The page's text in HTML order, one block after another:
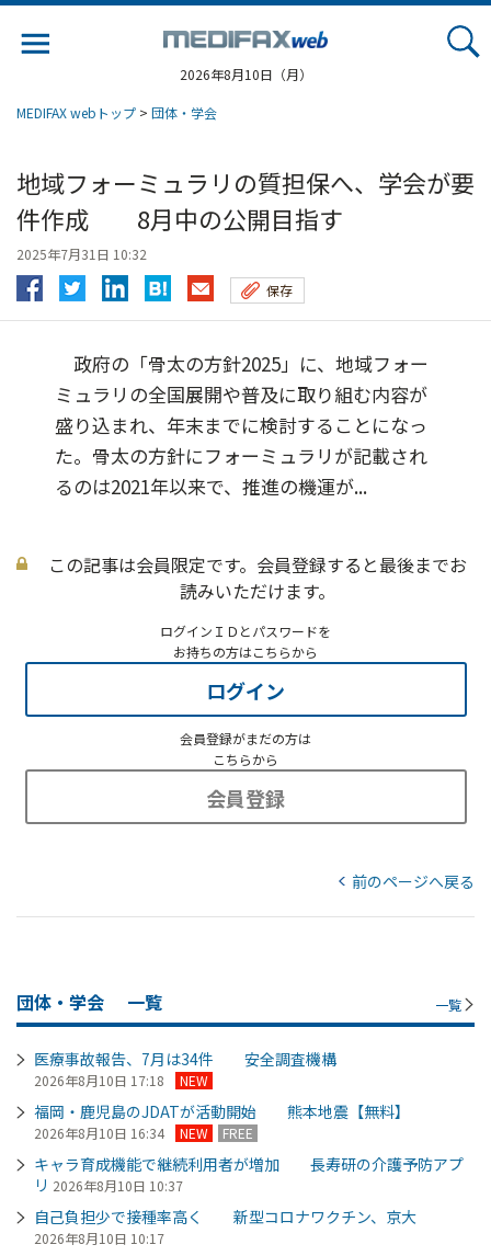
2026年8月10日（月）
MEDIFAX webトップ > 団体・学会
地域フォーミュラリの質担保へ、学会が要
件作成 8月中の公開目指す
2025年7月31日 10:32
保存
政府の「骨太の方針2025」に、地域フォー
ミュラリの全国展開や普及に取り組む内容が
盛り込まれ、年末までに検討することになっ
た。骨太の方針にフォーミュラリが記載され
るのは2021年以来で、推進の機運が...
この記事は会員限定です。会員登録すると最後までお
読みいただけます。
ログインＩＤとパスワードを
お持ちの方はこちらから
ログイン
会員登録がまだの方は
こちらから
会員登録
前のページへ戻る
団体・学会 一覧 一覧
医療事故報告、7月は34件 安全調査機構
2026年8月10日 17:18 NEW
福岡・鹿児島のJDATが活動開始 熊本地震【無料】
2026年8月10日 16:34 NEW FREE
キャラ育成機能で継続利用者が増加 長寿研の介護予防アプ
リ 2026年8月10日 10:37
自己負担少で接種率高く 新型コロナワクチン、京大
2026年8月10日 10:17